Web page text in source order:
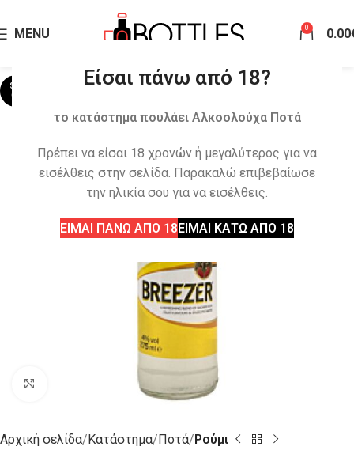
Είσαι πάνω από 18?
το κατάστημα πουλάει Αλκοολούχα Ποτά
Πρέπει να είσαι 18 χρονών ή μεγαλύτερος για να
εισέλθεις στην σελίδα. Παρακαλώ επιβεβαίωσε
την ηλικία σου για να εισέλθεις.
ΕΙΜΑΙ ΠΑΝΩ ΑΠΟ 18ΕΙΜΑΙ ΚΑΤΩ ΑΠΟ 18
MENU 0 0.00
SOLD
OUT
Αρχική σελίδα Κατάστημα Ποτά Ρούμι